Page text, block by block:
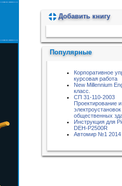
Добавить книгу
Популярные
Корпоративное
курсовая работа
New Millennium
класс.
СП 31-110-2003
Проектирование
общественных
Инструкция для
DEH-P2500R
Автомир №1 2014